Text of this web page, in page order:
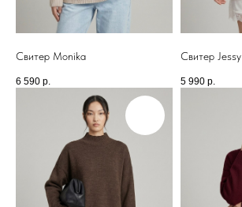
Свитер Monika
6 590 р.
Свитер Jessy
5 990 р.